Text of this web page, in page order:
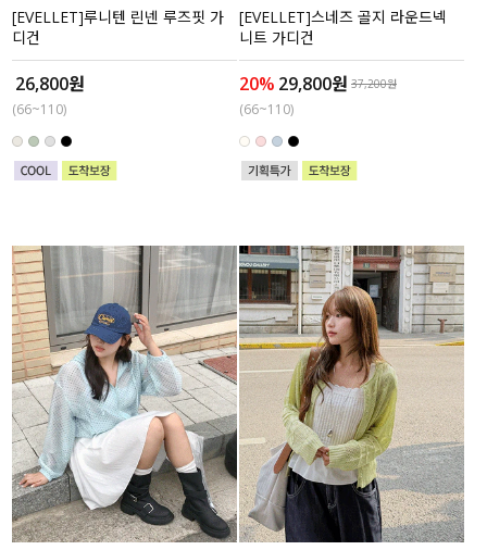
하객룩
살안타템
110사이즈
티셔츠
팬츠
셔츠
원피스
니트
수영복
아우터
원피스
스커트
언더웨어
ACC
[EVELLET]루니텐 린넨 루즈핏 가
디건
26,800원
(66~110)
[EVELLET]스네즈 골지 라운드넥
니트 가디건
20% 29,800원 37,200원
(66~110)